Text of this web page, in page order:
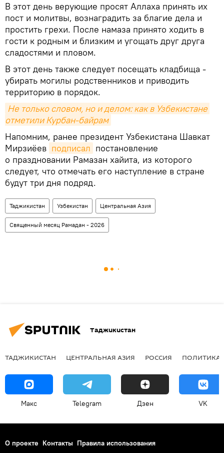
В этот день верующие просят Аллаха принять их
пост и молитвы, вознаградить за благие дела и
простить грехи. После намаза принято ходить в
гости к родным и близким и угощать друг друга
сладостями и пловом.
В этот день также следует посещать кладбища -
убирать могилы родственников и приводить
территорию в порядок.
Не только словом, но и делом: как в Узбекистане
отметили Курбан-байрам
Напомним, ранее президент Узбекистана Шавкат
Мирзиёев подписал постановление
о праздновании Рамазан хайита, из которого
следует, что отмечать его наступление в стране
будут три дня подряд.
Таджикистан Узбекистан Центральная Азия
Священный месяц Рамадан - 2026
Таджикистан
ТАДЖИКИСТАН ЦЕНТРАЛЬНАЯ АЗИЯ РОССИЯ ПОЛИТИКА
Макс Telegram Дзен VK
О проекте Контакты Правила использования